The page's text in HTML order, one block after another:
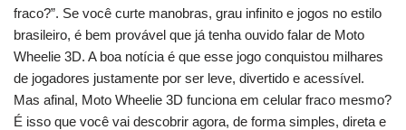
fraco?”. Se você curte manobras, grau infinito e jogos no estilo
brasileiro, é bem provável que já tenha ouvido falar de Moto
Wheelie 3D. A boa notícia é que esse jogo conquistou milhares
de jogadores justamente por ser leve, divertido e acessível.
Mas afinal, Moto Wheelie 3D funciona em celular fraco mesmo?
É isso que você vai descobrir agora, de forma simples, direta e